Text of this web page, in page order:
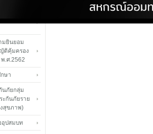
องจ่ายเพื่อ
มยินยอม
ติคุ้มครอง
.ศ.2562
ษา
นภัยกลุ่ม
ะกันภัยราย
สุขภาพ)
อุปสมบท